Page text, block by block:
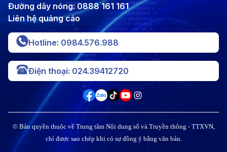
Đường dây nóng: 0888 161 161
Liên hệ quảng cáo
Hotline: 0984.576.988
Điện thoại: 024.39412720
© Bản quyền thuộc về Trung tâm Nội dung số và Truyền thông - TTXVN,
chỉ được sao chép khi có sự đồng ý bằng văn bản.